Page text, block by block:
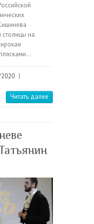
столицы на
|
Читать далее